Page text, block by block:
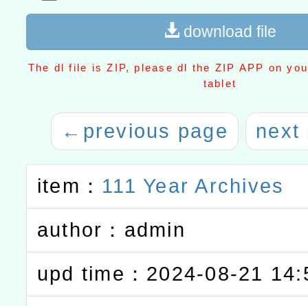
download file
The dl file is ZIP, please dl the ZIP APP on
tablet
← previous page next
item： 111 Year Archives
author：admin
upd time：2024-08-21